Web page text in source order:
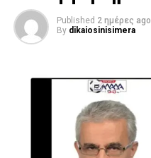
Published 2 ημέρες ago
By dikaiosinisimera